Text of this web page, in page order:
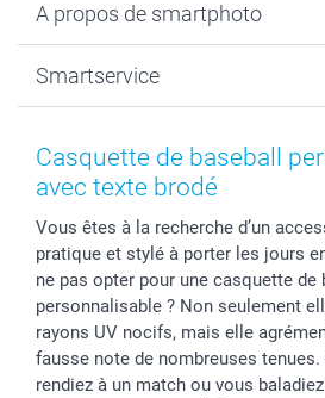
Tirage photo & agrandissement
Faire-part & Cartes
Coques smartphone
Stickers & Etiquettes
Dénicheur d'idées cadeau
Anniversaire
Naissance & baptême
Fête des Mères
Fête des Pères
Baptême
Toussaint
Rentrée des classes
Saint-Valentin
Vacances
A propos de smartphoto
Plan du site
Droit de rétraction
Plaintes
Gestion des cookies
Tarifs
Partenariats & Influence
Investisseurs
Smartservice
Aide
smartbonus
Livraison
Modes de paiement
Grandes quantités
Statut de ma commande
Casquette de baseball
avec texte brodé
Vous êtes à la recherche d’un
pratique et stylé à porter les jours
ne pas opter pour une casquette de
personnalisable ? Non seulement
rayons UV nocifs, mais elle
fausse note de nombreuses tenues.
rendiez à un match ou vous